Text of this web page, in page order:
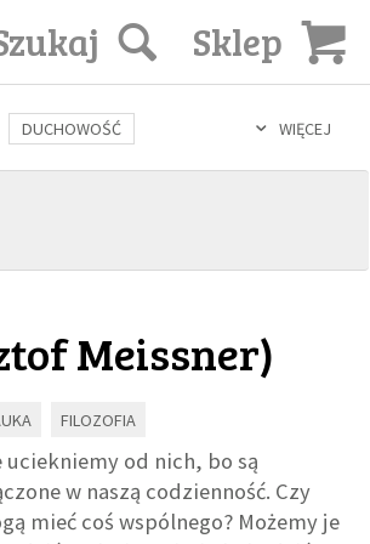
Sklep
WIĘCEJ
DUCHOWOŚĆ
ŚWIĘCI SEKS IN VITRO
Meissner)
FILOZOFIA
uciekniemy od nich, bo są
w naszą codzienność. Czy
mieć coś wspólnego? Możemy je